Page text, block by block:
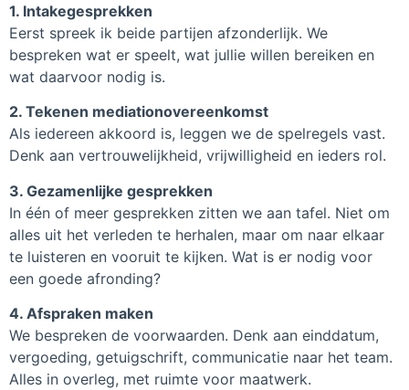
1. Intakegesprekken
Eerst spreek ik beide partijen afzonderlijk. We
bespreken wat er speelt, wat jullie willen bereiken en
wat daarvoor nodig is.
2. Tekenen mediationovereenkomst
Als iedereen akkoord is, leggen we de spelregels vast.
Denk aan vertrouwelijkheid, vrijwilligheid en ieders rol.
3. Gezamenlijke gesprekken
In één of meer gesprekken zitten we aan tafel. Niet om
alles uit het verleden te herhalen, maar om naar elkaar
te luisteren en vooruit te kijken. Wat is er nodig voor
een goede afronding?
4. Afspraken maken
We bespreken de voorwaarden. Denk aan einddatum,
vergoeding, getuigschrift, communicatie naar het team.
Alles in overleg, met ruimte voor maatwerk.